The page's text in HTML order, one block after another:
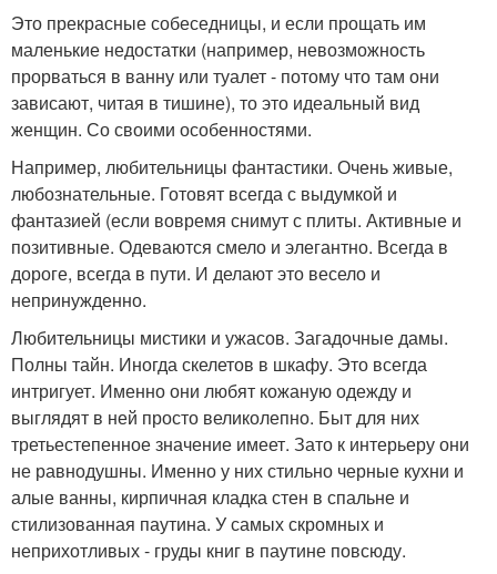
Это прекрасные собеседницы, и если прощать им
маленькие недостатки (например, невозможность
прорваться в ванну или туалет - потому что там они
зависают, читая в тишине), то это идеальный вид
женщин. Со своими особенностями.
Например, любительницы фантастики. Очень живые,
любознательные. Готовят всегда с выдумкой и
фантазией (если вовремя снимут с плиты. Активные и
позитивные. Одеваются смело и элегантно. Всегда в
дороге, всегда в пути. И делают это весело и
непринужденно.
Любительницы мистики и ужасов. Загадочные дамы.
Полны тайн. Иногда скелетов в шкафу. Это всегда
интригует. Именно они любят кожаную одежду и
выглядят в ней просто великолепно. Быт для них
третьестепенное значение имеет. Зато к интерьеру они
не равнодушны. Именно у них стильно черные кухни и
алые ванны, кирпичная кладка стен в спальне и
стилизованная паутина. У самых скромных и
неприхотливых - груды книг в паутине повсюду.